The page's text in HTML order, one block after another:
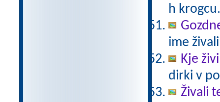
h krogcu.
ime
Kje
dirki v
Živali